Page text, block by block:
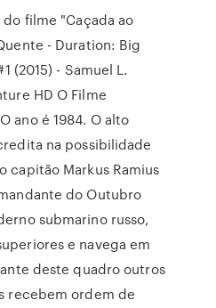
do filme "Caçada ao
- Duration: Big
(2015) - Samuel L.
HD O Filme
ano é 1984. O alto
na possibilidade
capitão Markus Ramius
do Outubro
submarino russo,
e navega em
deste quadro outros
recebem ordem de